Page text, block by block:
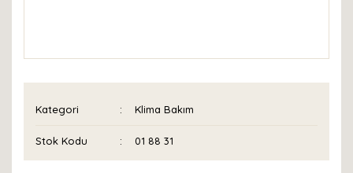
Kategori Klima Bakım
Stok Kodu 01 88 31